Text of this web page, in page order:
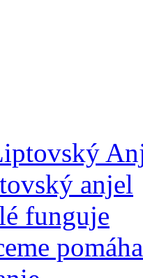
anjel
funguje